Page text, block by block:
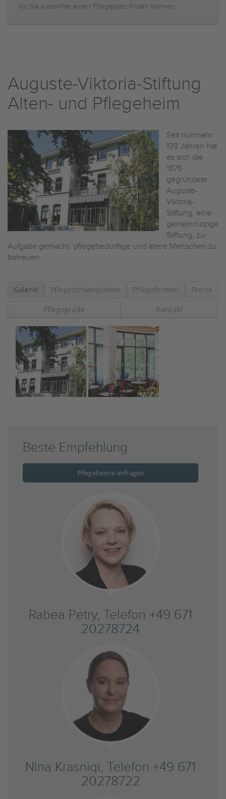
für Sie kostenfrei einen Pflegeplatz finden können.
Auguste-Viktoria-Stiftung
Alten- und Pflegeheim
Seit nunmehr
139 Jahren hat
es sich die
1876
gegründete
Auguste-
Viktoria-
Stiftung, eine
gemeinnützige
Stiftung, zur
Aufgabe gemacht, pflegebedürftige und ältere Menschen zu
betreuen.
Galerie Pflegeschwerpunkte Pflegeformen Preise
Pflegegrade Kontakt
Beste Empfehlung
Pflegeheime anfragen
Rabea Petry, Telefon +49 671
20278724
Nina Krasniqi, Telefon +49 671
20278722